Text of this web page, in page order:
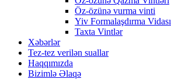
Öz-özünə vurma vinti
Yiv Formalaşdırma Vidası
Taxta Vintlər
Xəbərlər
Tez-tez verilən suallar
Haqqımızda
Bizimlə Əlaqə